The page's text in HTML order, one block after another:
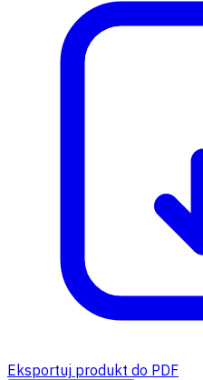
Eksportuj produkt do PDF